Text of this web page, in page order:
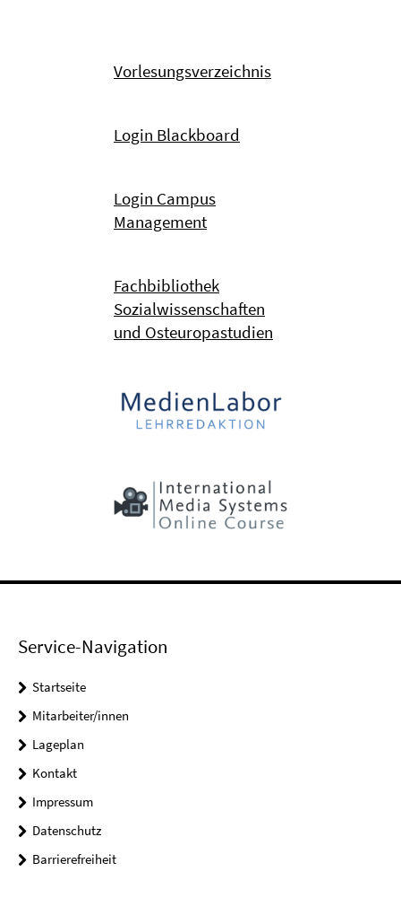
Vorlesungsverzeichnis
Login Blackboard
Login Campus
Management
Fachbibliothek
Sozialwissenschaften
und Osteuropastudien
Service-Navigation
Startseite
Mitarbeiter/innen
Lageplan
Kontakt
Impressum
Datenschutz
Barrierefreiheit